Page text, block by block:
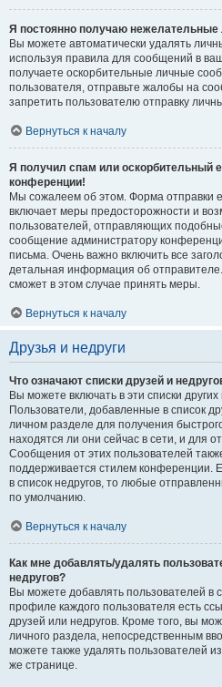
Я постоянно получаю
Вы можете автоматически удалять
используя правила для сообщений в
получаете оскорбительные личные
пользователя, отправьте жалобы на
запретить пользователю отправку
Вернуться к началу
Я получил спам или оскорбительный
конференции!
Мы сожалеем об этом. Форма отправки
включает меры предосторожности и
пользователей, отправляющих
сообщение администратору
письма. Очень важно включить все
детальная информация об
сможет в этом случае принять меры.
Вернуться к началу
Друзья и недруги
Что означают списки друзей и
Вы можете включать в эти списки
Пользователи, добавленные в список
личном разделе для получения
находятся ли они сейчас в сети, и для
Сообщения от этих пользователей
поддерживается стилем конференции.
в список недругов, то любые
по умолчанию.
Вернуться к началу
Как мне добавлять/удалять
недругов?
Вы можете добавлять пользователей в
профиле каждого пользователя есть
друзей или недругов. Кроме того, вы
личного раздела, непосредственным
можете также удалять пользователей
же странице.